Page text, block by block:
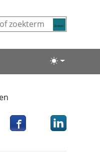
Lichte/
op Bluesky
Deel dit item op
Deel dit